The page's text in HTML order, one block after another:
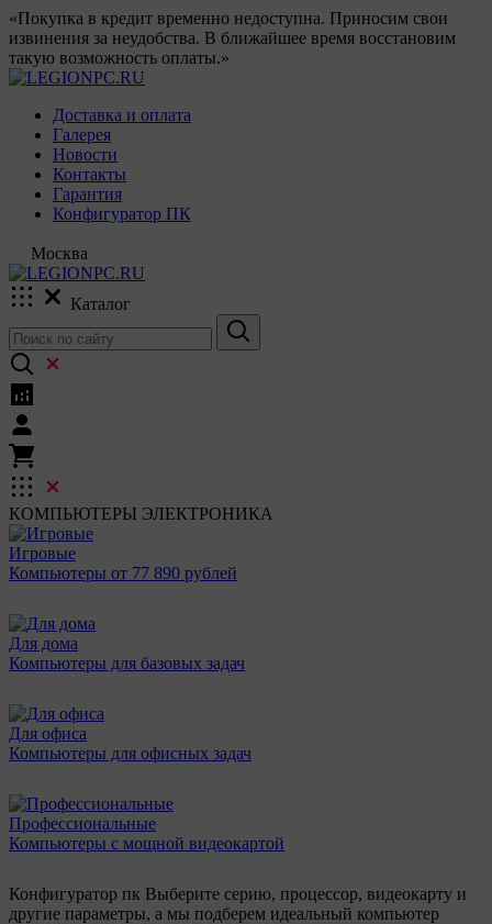
«Покупка в кредит временно недоступна. Приносим свои
извинения за неудобства. В ближайшее время восстановим
такую возможность оплаты.»
Доставка и оплата
Галерея
Новости
Контакты
Гарантия
Конфигуратор ПК
Москва
Каталог
КОМПЬЮТЕРЫ ЭЛЕКТРОНИКА
Игровые
Компьютеры от 77 890 рублей
Для дома
Компьютеры для базовых задач
Для офиса
Компьютеры для офисных задач
Профессиональные
Компьютеры с мощной видеокартой
Конфигуратор пк Выберите серию, процессор, видеокарту и
другие параметры, а мы подберем идеальный компьютер